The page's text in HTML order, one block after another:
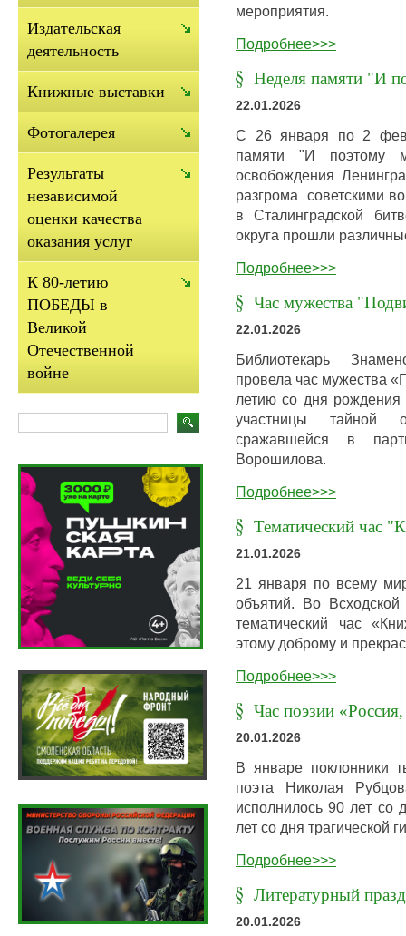
мероприятия.
Подробнее>>>
Неделя памяти "И
22.01.2026
С 26 января по 2
памяти "И поэтому
освобождения
разгрома советскими
в Сталинградской
округа прошли
Подробнее>>>
Час мужества
22.01.2026
Библиотекарь
провела час мужества
летию со дня
участницы тайной
сражавшейся в
Ворошилова.
Подробнее>>>
Тематический час
21.01.2026
21 января по всему
объятий. Во Всходской
тематический час
этому доброму и
Подробнее>>>
Час поэзии
20.01.2026
В январе поклонники
поэта Николая
исполнилось 90 лет со
лет со дня трагической
Подробнее>>>
Литературный
20.01.2026
Издательская
деятельность
Книжные выставки
Фотогалерея
Результаты
независимой
оценки качества
оказания услуг
К 80-летию
ПОБЕДЫ в
Великой
Отечественной
войне